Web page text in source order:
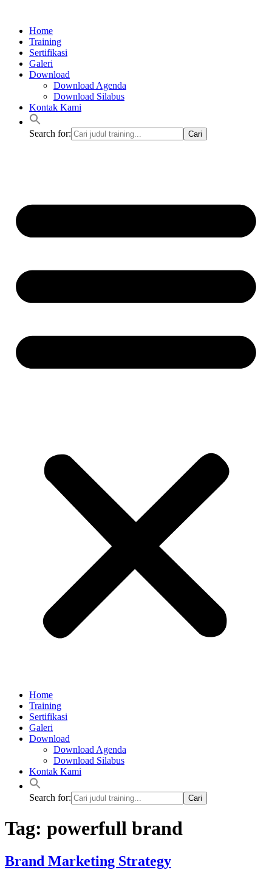
kontenHome
Training
Sertifikasi
Galeri
Download
Download Agenda
Download Silabus
Kontak Kami
Search for:
Home
Training
Sertifikasi
Galeri
Download
Download Agenda
Download Silabus
Kontak Kami
Search for:
Tag: powerfull brand
Brand Marketing Strategy